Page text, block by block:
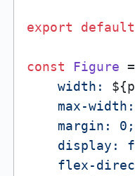
export default
const Figure
    width:
max-
    margin: 0;
display:
flex-